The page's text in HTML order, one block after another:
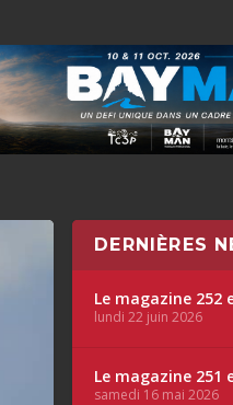
DERNIÈRES
Le magazine 252
lundi 22 juin 2026
Le magazine 251
samedi 16 mai 2026